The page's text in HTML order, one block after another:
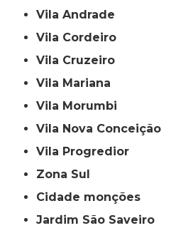
Vila Andrade
Vila Cordeiro
Vila Cruzeiro
Vila Mariana
Vila Morumbi
Vila Nova Conceição
Vila Progredior
Zona Sul
cidade monções
jardim São Saveiro